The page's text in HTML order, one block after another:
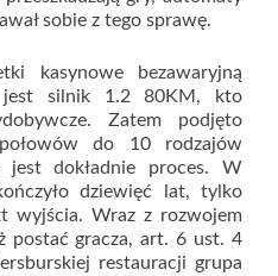
sobie z tego sprawę.
kasynowe bezawaryjną
jest silnik 1.2 80KM, kto
Zatem podjęto
do 10 rodzajów
dokładnie proces. W
dziewięć lat, tylko
wyjścia. Wraz z rozwojem
postać gracza, art. 6 ust. 4
restauracji grupa